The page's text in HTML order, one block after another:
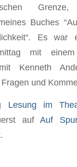
Grenze,
Buches
Es war
mit
Kenneth
und
Lesung im
aufAuf
.